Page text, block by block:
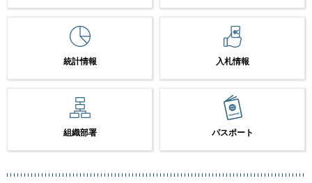
統計情報 入札情報
組織部署 パスポート